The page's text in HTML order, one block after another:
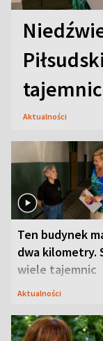
Aktualności
Ten budynek
dwa kilometry.
wiele tajemnic
Aktualności